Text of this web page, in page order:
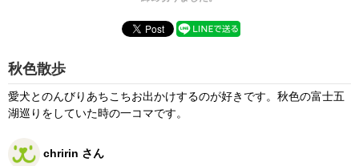
秋色散歩
愛犬とのんびりあちこちお出かけするのが好きです。秋色の富士五
湖巡りをしていた時の一コマです。
chririn さん